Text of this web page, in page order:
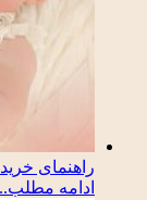
راهنمای
ادامه